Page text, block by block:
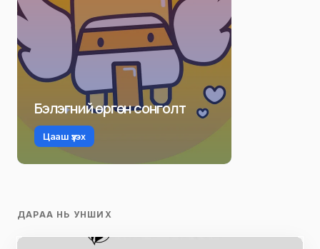
Бэлэгний өргөн сонголт
Цааш үзэх
ДАРАА НЬ УНШИХ